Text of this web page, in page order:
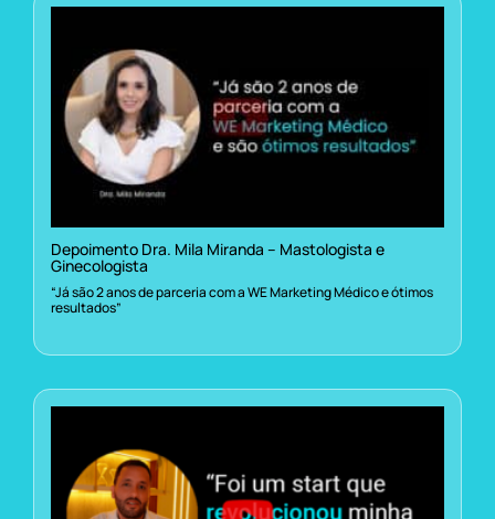
Depoimento Dra. Mila Miranda – Mastologista e
Ginecologista
“Já são 2 anos de parceria com a WE Marketing Médico e ótimos
resultados”